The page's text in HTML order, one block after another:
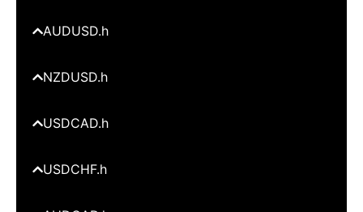
AUDUSD.h
NZDUSD.h
USDCAD.h
USDCHF.h